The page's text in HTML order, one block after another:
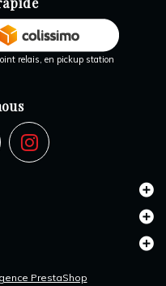
relais, en pickup station
PrestaShop